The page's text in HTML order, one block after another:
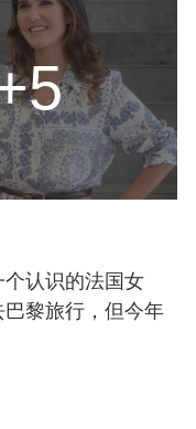
认识的法国女
黎旅行，但今年